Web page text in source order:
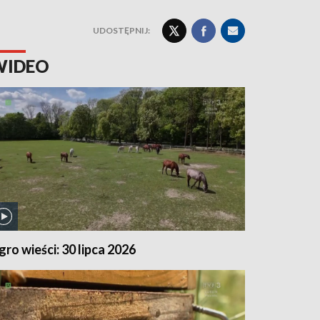
UDOSTĘPNIJ:
wieści: 30 lipca 2026